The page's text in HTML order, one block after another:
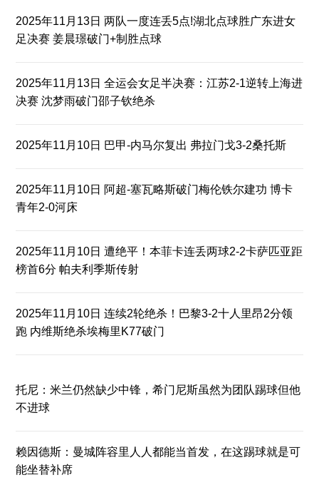
2025年11月13日 两队一度连丢5点!湖北点球胜广东进女
足决赛 姜晨璟破门+制胜点球
2025年11月13日 全运会女足半决赛：江苏2-1逆转上海进
决赛 沈梦雨破门邵子钦绝杀
2025年11月10日 巴甲-内马尔复出 弗拉门戈3-2桑托斯
2025年11月10日 阿超-塞瓦略斯破门梅伦铁尔建功 博卡
青年2-0河床
2025年11月10日 遭绝平！本菲卡连丢两球2-2卡萨匹亚距
榜首6分 帕夫利季斯传射
2025年11月10日 连续2轮绝杀！巴黎3-2十人里昂2分领
跑 内维斯绝杀埃梅里K77破门
托尼：米兰仍然缺少中锋，希门尼斯虽然为团队踢球但他
不进球
赖因德斯：曼城阵容里人人都能当首发，在这踢球就是可
能坐替补席